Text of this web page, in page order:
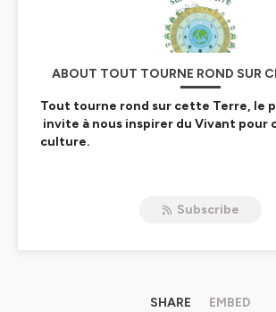
ABOUT TOUT TOURNE ROND SUR
Tout tourne rond sur cette Terre, le
invite à nous inspirer du Vivant pour
culture.
paru en 2021, chez Yves Michel.
pourrait nous faire «rentrer à la maison
Subscribe
SHARE EMBED